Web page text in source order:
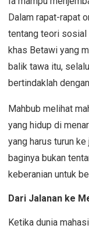
Dalam rapat-rapat
tentang teori sosial
khas Betawi yang
balik tawa itu,
bertindaklah
Mahbub melihat
yang hidup di
yang harus turun
baginya bukan
keberanian untuk
Dari Jalanan ke
Ketika dunia